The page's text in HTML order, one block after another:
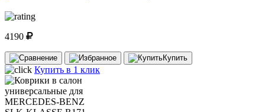
4190
Купить
Купить в 1 клик